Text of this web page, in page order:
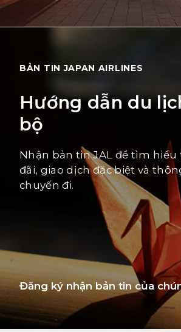
BẢN TIN JAPAN AIRLINES
Hướng dẫn du
bộ
Nhận bản tin JAL để tìm hiểu
đãi, giao dịch đặc biệt và
chuyến đi.
Đăng ký nhận bản tin của